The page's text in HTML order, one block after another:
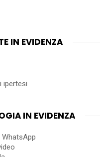
IN EVIDENZA
ipertesi
IN EVIDENZA